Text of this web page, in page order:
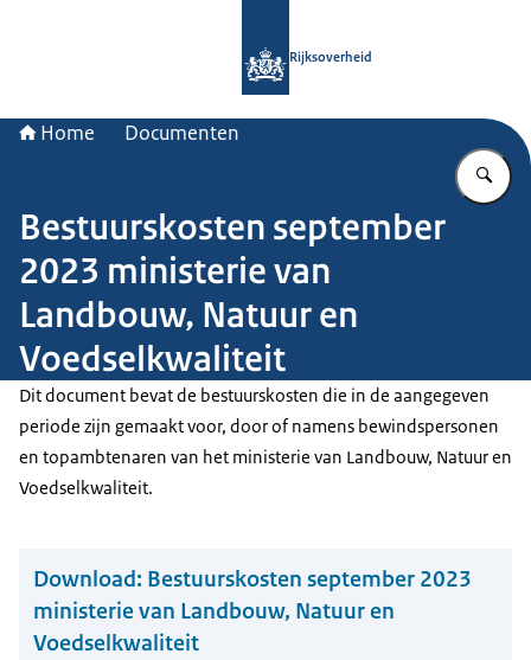
Rijksoverheid
Home Documenten
Bestuurskosten september
2023 ministerie van
Landbouw, Natuur en
Voedselkwaliteit
Dit document bevat de bestuurskosten die in de aangegeven
periode zijn gemaakt voor, door of namens bewindspersonen
en topambtenaren van het ministerie van Landbouw, Natuur en
Voedselkwaliteit.
Download: Bestuurskosten september 2023
ministerie van Landbouw, Natuur en
Voedselkwaliteit